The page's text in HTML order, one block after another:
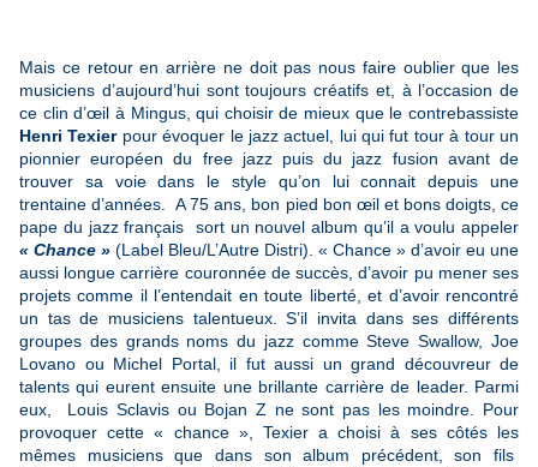
Mais ce retour en arrière ne doit pas nous faire oublier que les
musiciens d’aujourd’hui sont toujours créatifs et, à l’occasion de
ce clin d’œil à Mingus, qui choisir de mieux que le contrebassiste
Henri Texierpour évoquer le jazz actuel, lui qui fut tour à tour un
pionnier européen du free jazz puis du jazz fusion avant de
trouver sa voie dans le style qu’on lui connait depuis une
trentaine d’années. A 75 ans, bon pied bon œil et bons doigts, ce
pape du jazz français sort un nouvel album qu’il a voulu appeler
« Chance » (Label Bleu/L’Autre Distri). « Chance » d’avoir eu une
aussi longue carrière couronnée de succès, d’avoir pu mener ses
projets comme il l’entendait en toute liberté, et d’avoir rencontré
un tas de musiciens talentueux. S’il invita dans ses différents
groupes des grands noms du jazz comme Steve Swallow, Joe
Lovano ou Michel Portal, il fut aussi un grand découvreur de
talents qui eurent ensuite une brillante carrière de leader. Parmi
eux, Louis Sclavis ou Bojan Z ne sont pas les moindre. Pour
provoquer cette « chance », Texier a choisi à ses côtés les
mêmes musiciens que dans son album précédent, son fils